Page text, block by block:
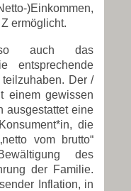
)Einkommen,
ermöglicht.
auch das
entsprechende
Der /
einem gewissen
ausgestattet eine
die
vom brutto“
des
der Familie.
Inflation, in